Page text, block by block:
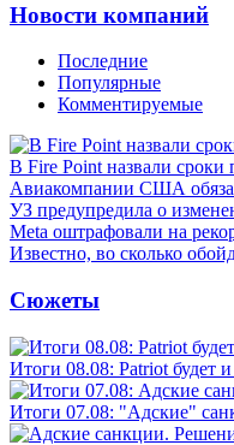
Новости компаний
Последние
Популярные
Комментируемые
В Fire Point назвали сроки
Авиакомпании США
УЗ предупредила о
Meta оштрафовали на
Известно, во сколько
Сюжеты
Итоги 08.08: Patriot будет
Итоги 07.08: "Адские"